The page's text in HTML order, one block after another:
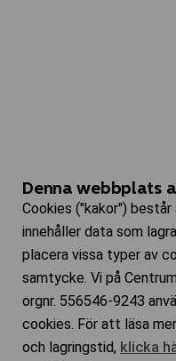
Denna webbplats
Cookies ("kakor")
innehåller data som
placera vissa typer av
samtycke. Vi på
orgnr. 556546-9243
cookies. För att läsa
och lagringstid, klicka